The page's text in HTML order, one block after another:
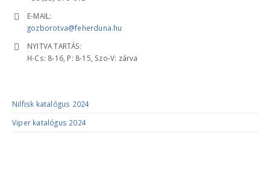
E-MAIL:
gozborotva@feherduna.hu
NYITVA TARTÁS:
H-Cs: 8-16, P: 8-15, Szo-V: zárva
Nilfisk katalógus 2024
Viper katalógus 2024